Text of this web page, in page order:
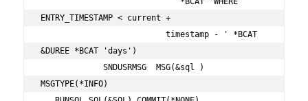
ENTRY_TIMESTAMP < current +
&DUREE *BCAT 'days')
MSGTYPE(*INFO)